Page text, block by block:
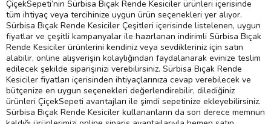
ÇiçekSepeti’nin Sürbisa Bıçak Rende Kesiciler ürünleri içerisinde
tüm ihtiyaç veya tercihinize uygun ürün seçenekleri yer alıyor.
Sürbisa Bıçak Rende Kesiciler Çeşitleri içerisinde listelenen, uygun
fiyatlar ve çeşitli kampanyalar ile hazırlanan indirimli Sürbisa Bıçak
Rende Kesiciler ürünlerini kendiniz veya sevdikleriniz için satın
alabilir, online alışverişin kolaylığından faydalanarak evinize teslim
edilecek şekilde siparişinizi verebilirsiniz. Sürbisa Bıçak Rende
Kesiciler fiyatları içerisinden ihtiyaçlarınıza cevap verebilecek ve
bütçenize en uygun seçenekleri değerlendirebilir, dilediğiniz
ürünleri ÇiçekSepeti avantajları ile şimdi sepetinize ekleyebilirsiniz.
Sürbisa Bıçak Rende Kesiciler kullananların da son derece memnun